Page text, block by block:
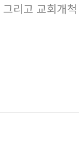
리고 교회개